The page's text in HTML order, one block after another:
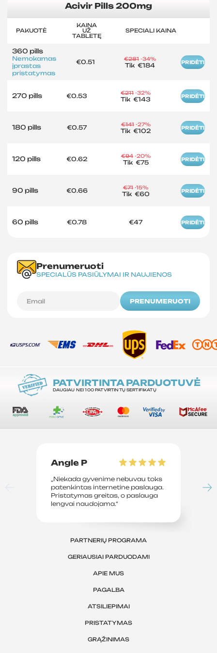
Acivir Pills 200mg
PAKUOTĖ
KAINA
UŽ
TABLETĘ
SPECIALI KAINA
360 pills
Nemokamas
įprastas
pristatymas
€0.51 €281 -34%
Tik €184 PRIDĖTI
270 pills €0.53 €211 -32%
Tik€143 PRIDĖTI
180 pills €0.57 €141 -27%
Tik€102 PRIDĖTI
120 pills €0.62 €94 -20%
Tik €75 PRIDĖTI
90 pills €0.66 €71 -15%
Tik €60 PRIDĖTI
60 pills €0.78 €47 PRIDĖTI
Prenumeruoti
SPECIALŪS PASIŪLYMAI IR NAUJIENOS
PRENUMERUOTI
PATVIRTINTA PARDUOTUVĖ
DAUGIAU NEI 100 PATVIRTINTŲ SERTIFIKATŲ
Angle P
„Niekada gyvenime nebuvau toks
patenkintas internetine paslauga.
Pristatymas greitas, o paslauga
lengvai naudojama.“
PARTNERIŲ PROGRAMA
GERIAUSIAI PARDUODAMI
APIE MUS
PAGALBA
ATSILIEPIMAI
PRISTATYMAS
GRĄŽINIMAS